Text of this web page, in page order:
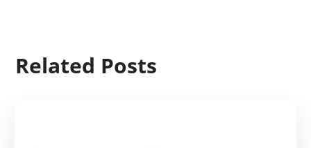
Related Posts